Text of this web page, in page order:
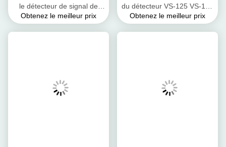
le détecteur de signal de
50MHz rf a identifié
Obtenez le meilleur prix
du détecteur VS-125 VS-125
5.8GHz de signal de NTSC
Obtenez le meilleur prix